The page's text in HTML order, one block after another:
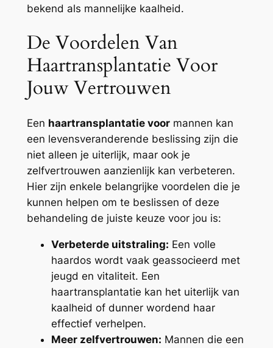
bekend als mannelijke kaalheid.
De Voordelen Van
Haartransplantatie Voor
Jouw Vertrouwen
Een haartransplantatie voormannen kan
een levensveranderende beslissing zijn die
niet alleen je uiterlijk, maar ook je
zelfvertrouwen aanzienlijk kan verbeteren.
Hier zijn enkele belangrijke voordelen die je
kunnen helpen om te beslissen of deze
behandeling de juiste keuze voor jou is:
Verbeterde uitstraling: Een volle
haardos wordt vaak geassocieerd met
jeugd en vitaliteit. Een
haartransplantatie kan het uiterlijk van
kaalheid of dunner wordend haar
effectief verhelpen.
Meer zelfvertrouwen: Mannen die een